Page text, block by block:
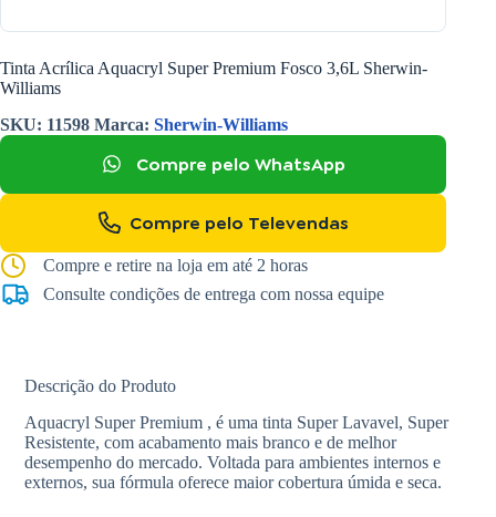
Tinta Acrílica Aquacryl Super Premium Fosco 3,6L Sherwin-
Williams
SKU: 11598 Marca: Sherwin-Williams
Compre pelo WhatsApp
Compre pelo Televendas
Compre e retire na loja em até 2 horas
Consulte condições de entrega com nossa equipe
Descrição do Produto
Aquacryl Super Premium , é uma tinta Super Lavavel, Super
Resistente, com acabamento mais branco e de melhor
desempenho do mercado. Voltada para ambientes internos e
externos, sua fórmula oferece maior cobertura úmida e seca.